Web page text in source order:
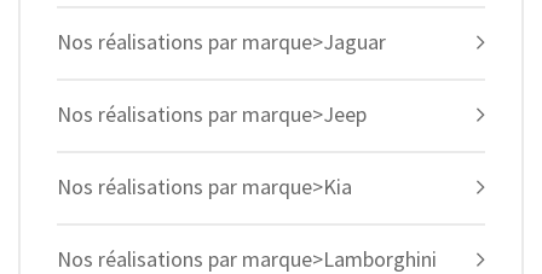
Nos réalisations par marque>Jaguar
Nos réalisations par marque>Jeep
Nos réalisations par marque>Kia
Nos réalisations par marque>Lamborghini